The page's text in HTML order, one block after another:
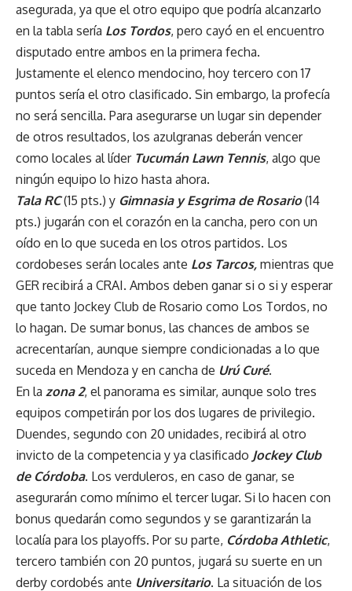
asegurada, ya que el otro equipo que podría alcanzarlo
en la tabla sería Los Tordos, pero cayó en el encuentro
disputado entre ambos en la primera fecha.
Justamente el elenco mendocino, hoy tercero con 17
puntos sería el otro clasificado. Sin embargo, la profecía
no será sencilla. Para asegurarse un lugar sin depender
de otros resultados, los azulgranas deberán vencer
como locales al líder Tucumán Lawn Tennis, algo que
ningún equipo lo hizo hasta ahora.
Tala RC(15 pts.) y Gimnasia y Esgrima de Rosario(14
pts.) jugarán con el corazón en la cancha, pero con un
oído en lo que suceda en los otros partidos. Los
cordobeses serán locales ante Los Tarcos, mientras que
GER recibirá a CRAI. Ambos deben ganar si o si y esperar
que tanto Jockey Club de Rosario como Los Tordos, no
lo hagan. De sumar bonus, las chances de ambos se
acrecentarían, aunque siempre condicionadas a lo que
suceda en Mendoza y en cancha de Urú Curé.
En la zona 2, el panorama es similar, aunque solo tres
equipos competirán por los dos lugares de privilegio.
Duendes, segundo con 20 unidades, recibirá al otro
invicto de la competencia y ya clasificado Jockey Club
de Córdoba. Los verduleros, en caso de ganar, se
asegurarán como mínimo el tercer lugar. Si lo hacen con
bonus quedarán como segundos y se garantizarán la
localía para los playoffs. Por su parte, Córdoba Athletic,
tercero también con 20 puntos, jugará su suerte en un
derby cordobés ante Universitario. La situación de los